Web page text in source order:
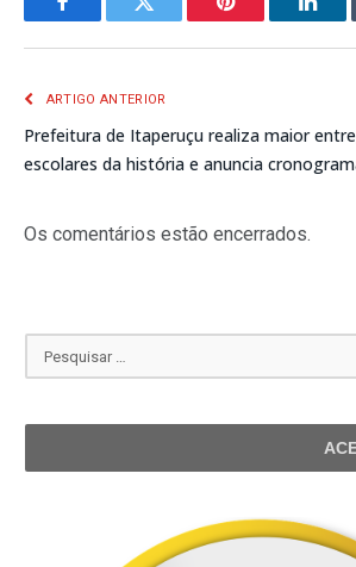
FacebookTwitter Pinterest
ARTIGO ANTERIOR
Prefeitura de Itaperuçu realiza maior
escolares da história e anuncia
Os comentários estão encerrados.